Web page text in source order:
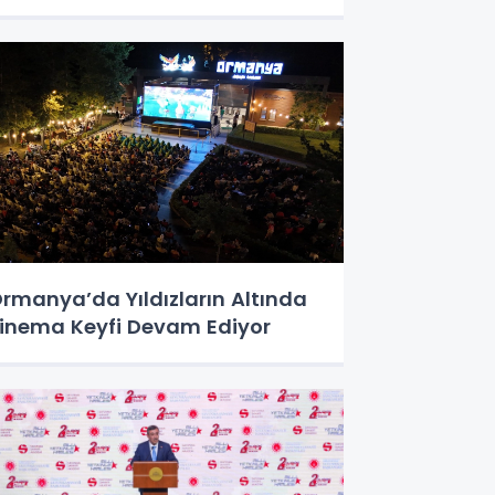
Yıldızların Altında
Keyfi Devam Ediyor